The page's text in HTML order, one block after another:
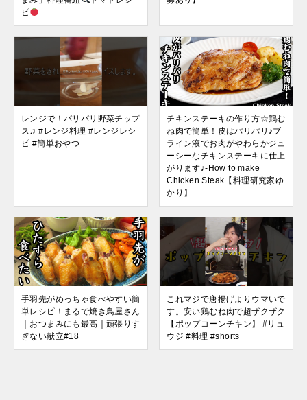
ピ
レンジで！パリパリ野菜チップ
ス♫ #レンジ料理 #レンジレシ
ピ #簡単おやつ
チキンステーキの作り方☆鶏む
ね肉で簡単！皮はパリパリ♪ブ
ライン液でお肉がやわらかジュ
ーシーなチキンステーキに仕上
がります♪-How to make
Chicken Steak【料理研究家ゆ
かり】
手羽先がめっちゃ食べやすい簡
単レシピ！まるで焼き鳥屋さん
｜おつまみにも最高｜頑張りす
ぎない献立#18
これマジで唐揚げよりウマいで
す。安い鶏むね肉で超ザクザク
【ポップコーンチキン】 #リュ
ウジ #料理 #shorts